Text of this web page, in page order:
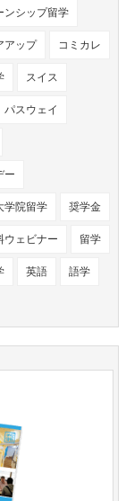
ンシップ留学
アップ コミカレ
スイス
パスウェイ
ー
学院留学 奨学金
ウェビナー 留学
英語 語学